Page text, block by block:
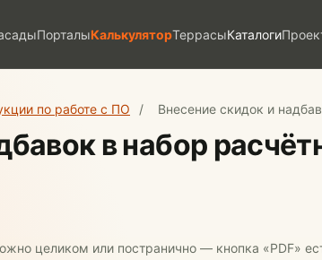
ПорталыКалькуляторТеррасыКаталоги
по работе с ПО / Внесение скидок и
в набор
целиком или постранично — кнопка «PDF»